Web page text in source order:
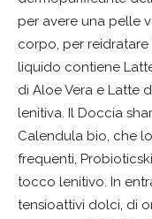
per avere una pelle
corpo, per
liquido contiene
di Aloe Vera e Latte
lenitiva. Il Doccia
Calendula bio, che
frequenti,
tocco lenitivo. In
tensioattivi dolci, di